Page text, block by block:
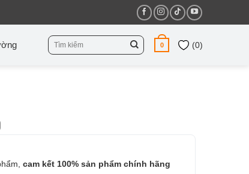
Tìm
kiếm:
0 (0)
cam kết 100% sản phẩm chính hãng